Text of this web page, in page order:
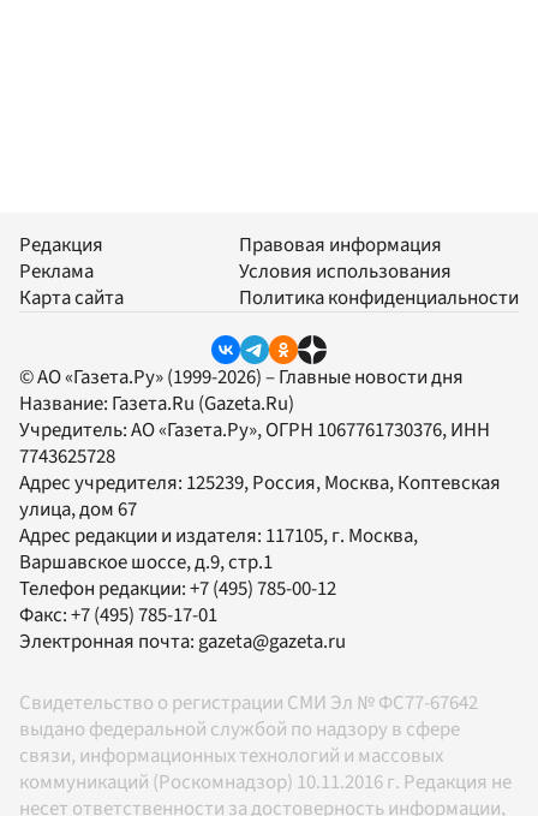
Редакция
Реклама
Карта сайта
Правовая информация
Условия использования
Политика конфиденциальности
© АО «Газета.Ру» (1999-2026) – Главные новости дня
Название: Газета.Ru (Gazeta.Ru)
Учредитель:АО «Газета.Ру», ОГРН 1067761730376, ИНН
7743625728
Адрес учредителя: 125239, Россия, Москва, Коптевская
улица, дом 67
Адрес редакции и издателя: 117105, г. Москва,
Варшавское шоссе, д.9, стр.1
Телефон редакции:+7 (495) 785-00-12
Факс:+7 (495) 785-17-01
Электронная почта:gazeta@gazeta.ru
Свидетельство о регистрации СМИ Эл № ФС77-67642
выдано федеральной службой по надзору в сфере
связи, информационных технологий и массовых
коммуникаций (Роскомнадзор) 10.11.2016 г. Редакция не
несет ответственности за достоверность информации,